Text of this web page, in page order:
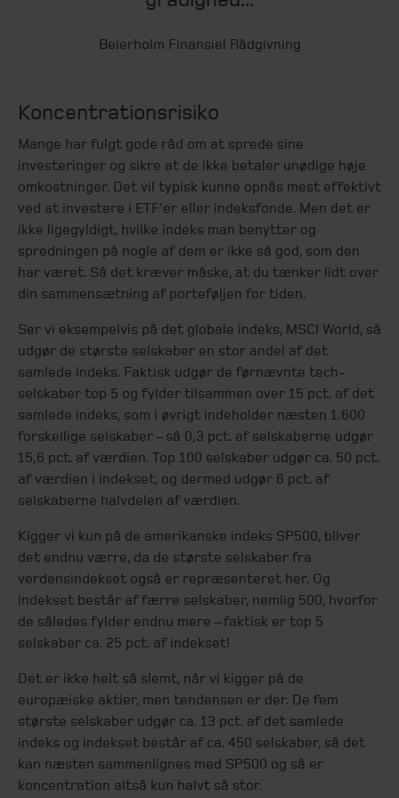
Beierholm Finansiel Rådgivning
Koncentrationsrisiko
Mange har fulgt gode råd om at sprede sine
investeringer og sikre at de ikke betaler unødige høje
omkostninger. Det vil typisk kunne opnås mest effektivt
ved at investere i ETF’er eller indeksfonde. Men det er
ikke ligegyldigt, hvilke indeks man benytter og
spredningen på nogle af dem er ikke så god, som den
har været. Så det kræver måske, at du tænker lidt over
din sammensætning af porteføljen for tiden.
Ser vi eksempelvis på det globale indeks, MSCI World, så
udgør de største selskaber en stor andel af det
samlede indeks. Faktisk udgør de førnævnte tech-
selskaber top 5 og fylder tilsammen over 15 pct. af det
samlede indeks, som i øvrigt indeholder næsten 1.600
forskellige selskaber – så 0,3 pct. af selskaberne udgør
15,6 pct. af værdien. Top 100 selskaber udgør ca. 50 pct.
af værdien i indekset, og dermed udgør 6 pct. af
selskaberne halvdelen af værdien.
Kigger vi kun på de amerikanske indeks SP500, bliver
det endnu værre, da de største selskaber fra
verdensindekset også er repræsenteret her. Og
indekset består af færre selskaber, nemlig 500, hvorfor
de således fylder endnu mere – faktisk er top 5
selskaber ca. 25 pct. af indekset!
Det er ikke helt så slemt, når vi kigger på de
europæiske aktier, men tendensen er der. De fem
største selskaber udgør ca. 13 pct. af det samlede
indeks og indekset består af ca. 450 selskaber, så det
kan næsten sammenlignes med SP500 og så er
koncentration altså kun halvt så stor.